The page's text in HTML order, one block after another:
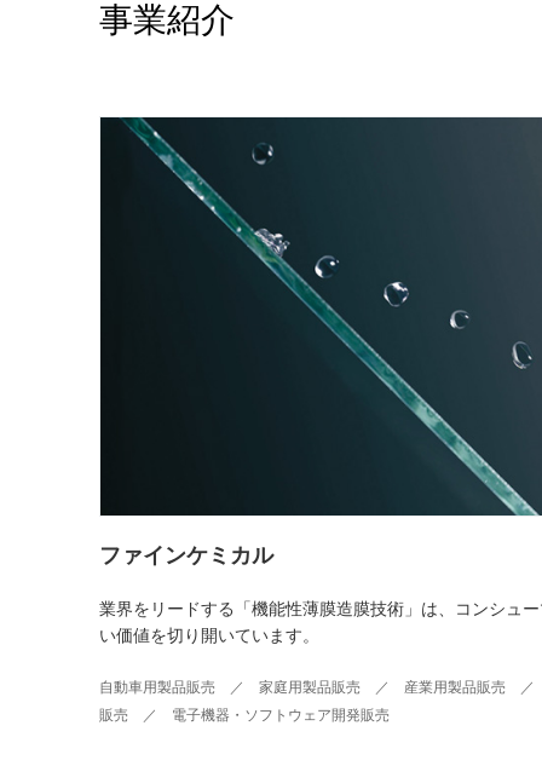
事業紹介
ファインケミカル
業界をリードする「機能性薄膜造膜技術」は、コンシュ
い価値を切り開いています。
自動車用製品販売 ／ 家庭用製品販売 ／ 産業用製品販売
販売 ／ 電子機器・ソフトウェア開発販売